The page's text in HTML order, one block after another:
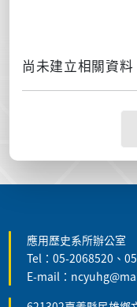
尚未建立相關資料
應用歷史系所辦公室
Tel：05-2068520、
E-mail：